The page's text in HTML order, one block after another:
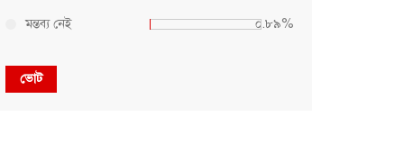
মন্তব্য নেই ০.৮৯%
ভোট